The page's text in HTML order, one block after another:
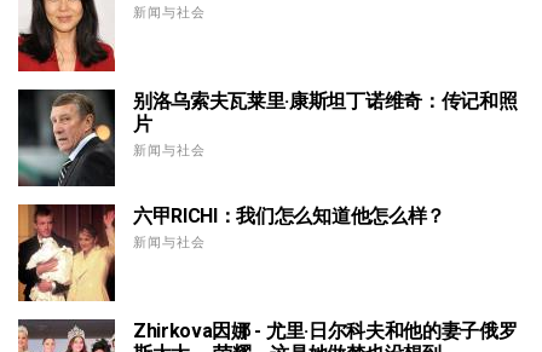
新闻与社会
别洛乌索夫瓦莱里·康斯坦丁诺维奇：传记和照
片
新闻与社会
六甲RICHI：我们怎么知道他怎么样？
新闻与社会
Zhirkova因娜 - 尤里·日尔科夫和他的妻子俄罗